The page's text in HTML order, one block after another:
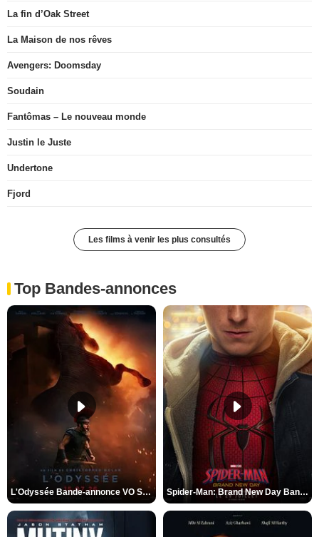
La fin d’Oak Street
La Maison de nos rêves
Avengers: Doomsday
Soudain
Fantômas – Le nouveau monde
Justin le Juste
Undertone
Fjord
Les films à venir les plus consultés
Top Bandes-annonces
L'Odyssée Bande-annonce VO STFR Spider-Man: Brand New Day Bande-annonce VO STFR